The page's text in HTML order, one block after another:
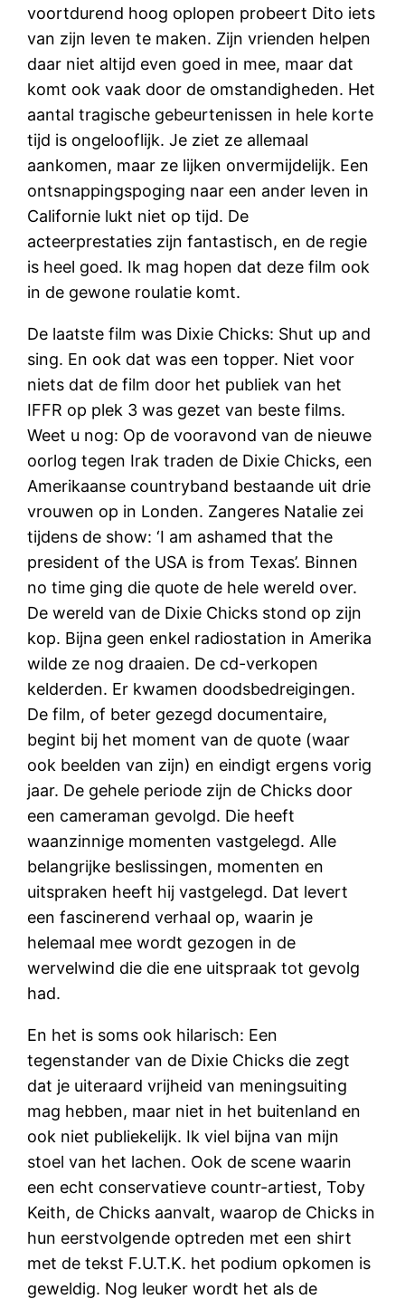
voortdurend hoog oplopen probeert Dito iets
van zijn leven te maken. Zijn vrienden helpen
daar niet altijd even goed in mee, maar dat
komt ook vaak door de omstandigheden. Het
aantal tragische gebeurtenissen in hele korte
tijd is ongelooflijk. Je ziet ze allemaal
aankomen, maar ze lijken onvermijdelijk. Een
ontsnappingspoging naar een ander leven in
Californie lukt niet op tijd. De
acteerprestaties zijn fantastisch, en de regie
is heel goed. Ik mag hopen dat deze film ook
in de gewone roulatie komt.
De laatste film was Dixie Chicks: Shut up and
sing. En ook dat was een topper. Niet voor
niets dat de film door het publiek van het
IFFR op plek 3 was gezet van beste films.
Weet u nog: Op de vooravond van de nieuwe
oorlog tegen Irak traden de Dixie Chicks, een
Amerikaanse countryband bestaande uit drie
vrouwen op in Londen. Zangeres Natalie zei
tijdens de show: ‘I am ashamed that the
president of the USA is from Texas’. Binnen
no time ging die quote de hele wereld over.
De wereld van de Dixie Chicks stond op zijn
kop. Bijna geen enkel radiostation in Amerika
wilde ze nog draaien. De cd-verkopen
kelderden. Er kwamen doodsbedreigingen.
De film, of beter gezegd documentaire,
begint bij het moment van de quote (waar
ook beelden van zijn) en eindigt ergens vorig
jaar. De gehele periode zijn de Chicks door
een cameraman gevolgd. Die heeft
waanzinnige momenten vastgelegd. Alle
belangrijke beslissingen, momenten en
uitspraken heeft hij vastgelegd. Dat levert
een fascinerend verhaal op, waarin je
helemaal mee wordt gezogen in de
wervelwind die die ene uitspraak tot gevolg
had.
En het is soms ook hilarisch: Een
tegenstander van de Dixie Chicks die zegt
dat je uiteraard vrijheid van meningsuiting
mag hebben, maar niet in het buitenland en
ook niet publiekelijk. Ik viel bijna van mijn
stoel van het lachen. Ook de scene waarin
een echt conservatieve countr-artiest, Toby
Keith, de Chicks aanvalt, waarop de Chicks in
hun eerstvolgende optreden met een shirt
met de tekst F.U.T.K. het podium opkomen is
geweldig. Nog leuker wordt het als de